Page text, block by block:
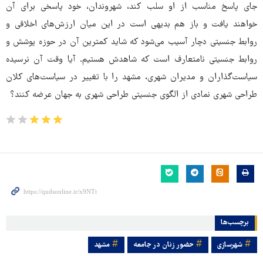
جای پاسخ مناسب از او سلب کند، شهروندان، خود پاسخی برای آن
خواهند یافت و باز هم بدیهی است در این میان ارزش‌های اخلاقی و
روابط جنسیتی دچار آسیب می‌شود که شاید کمترین آن در حوزه پوشش و
روابط جنسیتی نامتعارف است که شاهدش هستیم. آیا وقت آن نرسیده
سیاست‌گذاران و مدیران شهری، مشهد را با تغییر در سیاست‌های کلان
طراحی شهری نمادی از الگوی جنسیتی طراحی شهری به جهان عرضه کنند؟
برچسب‌ها
شهرسازی حضور زنان در جامعه مشهد